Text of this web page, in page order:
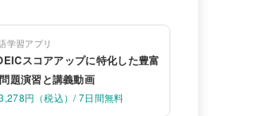
学習アプリ
スコアアップに特化した豊富
題演習と講義動画
円（税込）/ 7日間無料